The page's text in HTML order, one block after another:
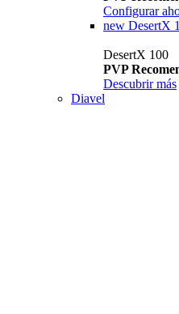
Configurar
new DesertX
DesertX 100
PVP
Descubrir más
Diavel